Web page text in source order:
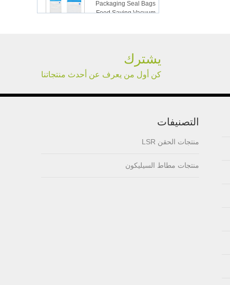
Food Saving Vacuum
Bag Storage
lsr Injection lsr+nylon
Lsr injection massager
يشترك
كن أول من يعرف عن أحدث منتجاتنا
التصنيفات
منتجات الحقن LSR
منتجات مطاط السيليكون